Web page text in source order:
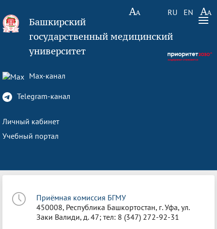
RU EN
Башкирский
государственный медицинский
университет
Max-канал
Telegram-канал
Личный кабинет
Учебный портал
Приёмная комиссия БГМУ
450008, Республика Башкортостан, г. Уфа, ул.
Заки Валиди, д. 47; тел: 8 (347) 272-92-31